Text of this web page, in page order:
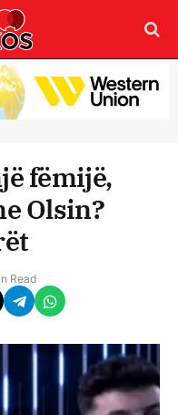
fëmijë,
Olsin?
Read